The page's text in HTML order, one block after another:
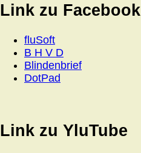
Link zu Facebook
fluSoft
B H V D
Blindenbrief
DotPad
Link zu YluTube